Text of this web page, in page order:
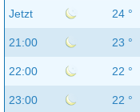
Jetzt 24 °
21:00 23 °
22:00 22 °
23:00 22 °